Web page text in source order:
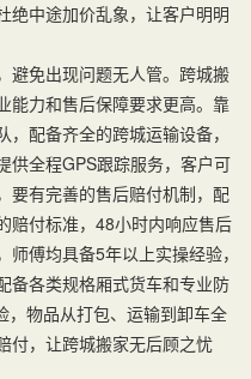
绝中途加价乱象，让客户明明
避免出现问题无人管。跨城搬
能力和售后保障要求更高。靠
配备齐全的跨城运输设备，
供全程GPS跟踪服务，客户可
要有完善的售后赔付机制，配
赔付标准，48小时内响应售后
傅均具备5年以上实操经验，
备各类规格厢式货车和专业防
，物品从打包、运输到卸车全
付，让跨城搬家无后顾之忧